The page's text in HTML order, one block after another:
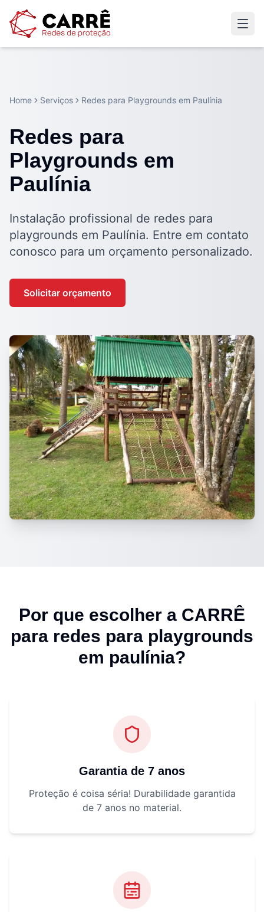
Home Serviços Redes para Playgrounds em Paulínia
Redes para
Playgrounds em
Paulínia
Instalação profissional de redes para
playgrounds em Paulínia. Entre em contato
conosco para um orçamento personalizado.
Solicitar orçamento
Por que escolher a CARRÊ
para redes para playgrounds
em paulínia?
Garantia de 7 anos
Proteção é coisa séria! Durabilidade garantida
de 7 anos no material.